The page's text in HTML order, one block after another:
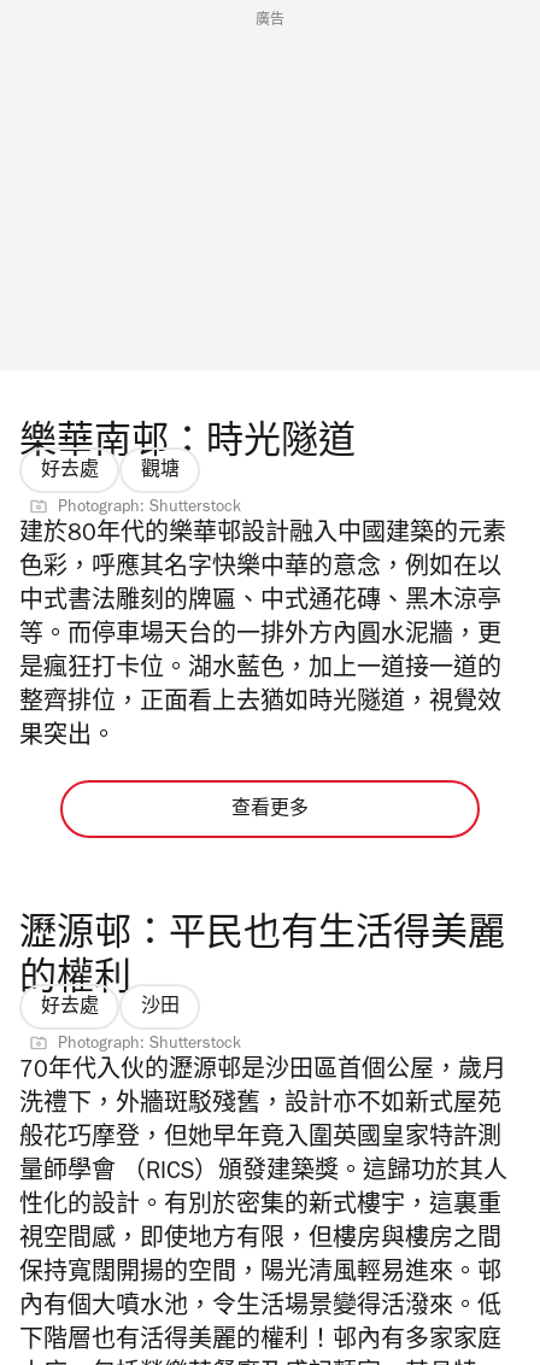
廣告
樂華南邨：時光隧道
好去處 觀塘
Photograph: Shutterstock
建於80年代的樂華邨設計融入中國建築的元素
色彩，呼應其名字快樂中華的意念，例如在以
中式書法雕刻的牌匾、中式通花磚、黑木涼亭
等。而停車場天台的一排外方內圓水泥牆，更
是瘋狂打卡位。湖水藍色，加上一道接一道的
整齊排位，正面看上去猶如時光隧道，視覺效
果突出。
查看更多
瀝源邨：平民也有生活得美麗
的權利
好去處 沙田
Photograph: Shutterstock
70年代入伙的瀝源邨是沙田區首個公屋，歲月
洗禮下，外牆斑駁殘舊，設計亦不如新式屋苑
般花巧摩登，但她早年竟入圍英國皇家特許測
量師學會 （RICS）頒發建築獎。這歸功於其人
性化的設計。有別於密集的新式樓宇，這裏重
視空間感，即使地方有限，但樓房與樓房之間
保持寬闊開揚的空間，陽光清風輕易進來。邨
內有個大噴水池，令生活場景變得活潑來。低
下階層也有活得美麗的權利！邨內有多家家庭